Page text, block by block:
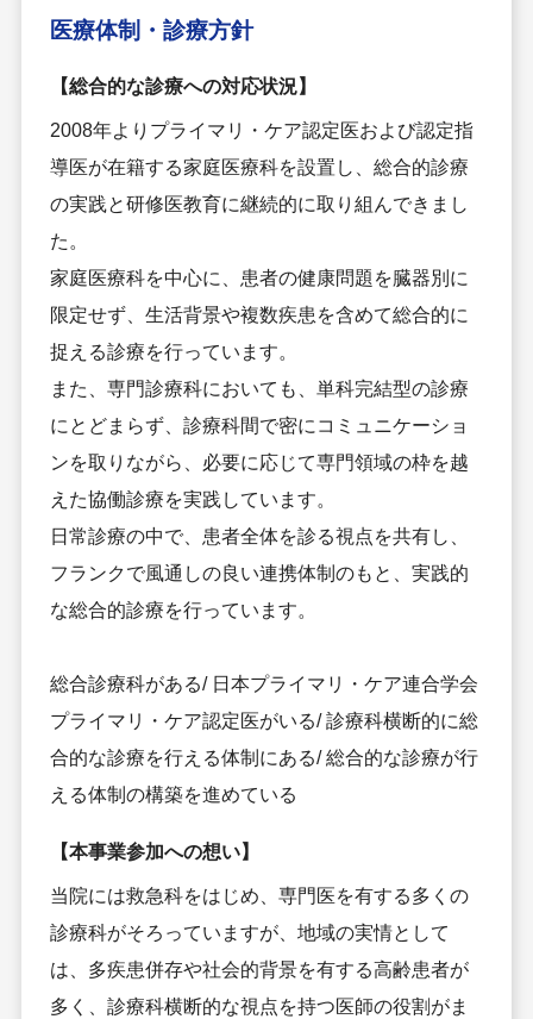
医療体制・ 診療方針
【総合的な診療への対応状況】
2008年よりプライマリ・ケア認定医および認定指
導医が在籍する家庭医療科を設置し、総合的診療
の実践と研修医教育に継続的に取り組んできまし
た。
家庭医療科を中心に、患者の健康問題を臓器別に
限定せず、生活背景や複数疾患を含めて総合的に
捉える診療を行っています。
また、専門診療科においても、単科完結型の診療
にとどまらず、診療科間で密にコミュニケーショ
ンを取りながら、必要に応じて専門領域の枠を越
えた協働診療を実践しています。
日常診療の中で、患者全体を診る視点を共有し、
フランクで風通しの良い連携体制のもと、実践的
な総合的診療を行っています。
総合診療科がある/ 日本プライマリ・ケア連合学会
プライマリ・ケア認定医がいる/ 診療科横断的に総
合的な診療を行える体制にある/ 総合的な診療が行
える体制の構築を進めている
【本事業参加への想い】
当院には救急科をはじめ、専門医を有する多くの
診療科がそろっていますが、地域の実情として
は、多疾患併存や社会的背景を有する高齢患者が
多く、診療科横断的な視点を持つ医師の役割がま